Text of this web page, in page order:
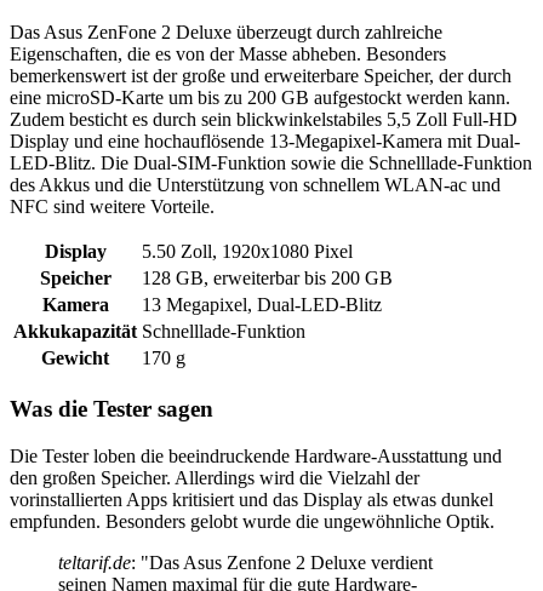
Das Asus ZenFone 2 Deluxe überzeugt durch zahlreiche
Eigenschaften, die es von der Masse abheben. Besonders
bemerkenswert ist der große und erweiterbare Speicher, der durch
eine microSD-Karte um bis zu 200 GB aufgestockt werden kann.
Zudem besticht es durch sein blickwinkelstabiles 5,5 Zoll Full-HD
Display und eine hochauflösende 13-Megapixel-Kamera mit Dual-
LED-Blitz. Die Dual-SIM-Funktion sowie die Schnelllade-Funktion
des Akkus und die Unterstützung von schnellem WLAN-ac und
NFC sind weitere Vorteile.
Display
5.50 Zoll, 1920x1080 Pixel
Speicher
128 GB, erweiterbar bis 200 GB
Kamera
13 Megapixel, Dual-LED-Blitz
Akkukapazität Schnelllade-Funktion
Gewicht
170 g
Was die Tester sagen
Die Tester loben die beeindruckende Hardware-Ausstattung und
den großen Speicher. Allerdings wird die Vielzahl der
vorinstallierten Apps kritisiert und das Display als etwas dunkel
empfunden. Besonders gelobt wurde die ungewöhnliche Optik.
teltarif.de: "Das Asus Zenfone 2 Deluxe verdient
seinen Namen maximal für die gute Hardware-